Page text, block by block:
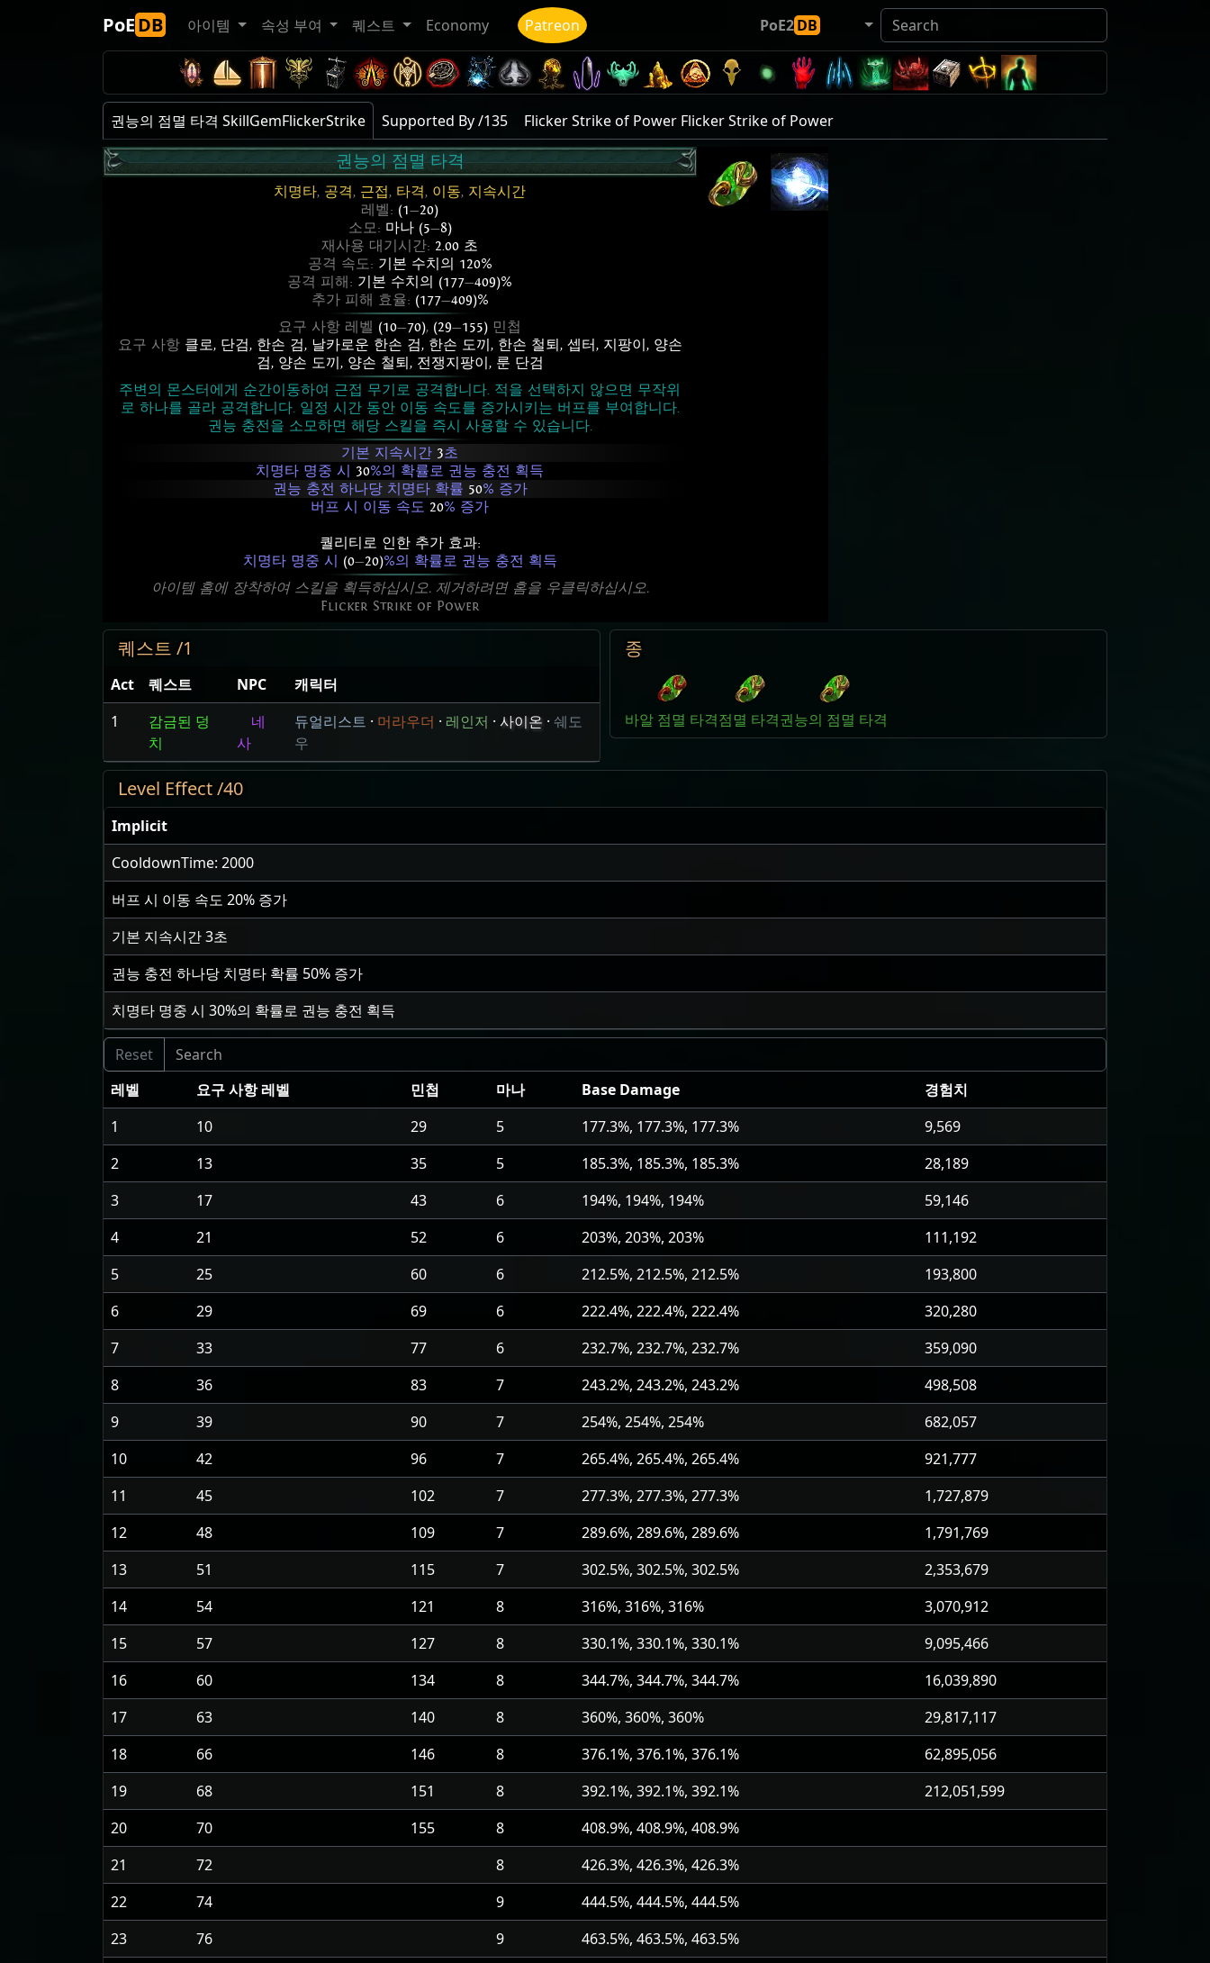
PoEDB 아이템 속성 부여 퀘스트 Economy Patreon PoE2DB
권능의 점멸 타격 SkillGemFlickerStrike Supported By /135 Flicker Strike of Power Flicker Strike of Power
권능의 점멸 타격
치명타, 공격, 근접, 타격, 이동, 지속시간
레벨: (1—20)
소모: 마나 (5—8)
재사용 대기시간: 2.00 초
공격 속도: 기본 수치의 120%
공격 피해: 기본 수치의 (177—409)%
추가 피해 효율: (177—409)%
요구 사항 레벨 (10—70), (29—155) 민첩
요구 사항 클로, 단검, 한손 검, 날카로운 한손 검, 한손 도끼 , 한손 철퇴 , 셉터, 지팡이 , 양손
검, 양손 도끼 , 양손 철퇴 , 전쟁지팡이 , 룬 단검
주변의 몬스터에게 순간이동하여 근접 무기로 공격합니다. 적을 선택하지 않으면 무작위
로 하나를 골라 공격합니다. 일정 시간 동안 이동 속도를 증가시키는 버프를 부여합니다.
권능 충전을 소모하면 해당 스킬을 즉시 사용할 수 있습니다.
기본 지속시간 3초
치명타 명중 시 30%의 확률로 권능 충전 획득
권능 충전 하나당 치명타 확률 50% 증가
버프 시 이동 속도 20% 증가
퀄리티로 인한 추가 효과:
치명타 명중 시 (0—20)%의 확률로 권능 충전 획득
아이템 홈에 장착하여 스킬을 획득하십시오. 제거하려면 홈을 우클릭하십시오.
Flicker Strike of Power
퀘스트 /1
Act 퀘스트 NPC
캐릭터
1
감금된 덩
치
네
사
듀얼리스트 · 머라우더 · 레인저 · 사이온 · 쉐도
우
종
바알 점멸 타격점멸 타격권능의 점멸 타격
Level Effect /40
Implicit
CooldownTime: 2000
버프 시 이동 속도 20% 증가
기본 지속시간3초
권능 충전 하나당 치명타 확률 50% 증가
치명타 명중 시 30%의 확률로 권능 충전 획득
레벨 요구 사항 레벨 민첩 마나 Base Damage
경험치
1
10 29 5 177.3%, 177.3%, 177.3%
9,569
2
13 35 5 185.3%, 185.3%, 185.3%
28,189
3
17 43 6 194%, 194%, 194%
59,146
4
21 52 6 203%, 203%, 203%
111,192
5
25 60 6 212.5%, 212.5%, 212.5%
193,800
6
29 69 6 222.4%, 222.4%, 222.4%
320,280
7
33 77 6 232.7%, 232.7%, 232.7%
359,090
8
36 83 7 243.2%, 243.2%, 243.2%
498,508
9
39 90 7 254%, 254%, 254%
682,057
10
42 96 7 265.4%, 265.4%, 265.4%
921,777
11
45 102 7 277.3%, 277.3%, 277.3%
1,727,879
12
48 109 7 289.6%, 289.6%, 289.6%
1,791,769
13
51 115 7 302.5%, 302.5%, 302.5%
2,353,679
14
54 121 8 316%, 316%, 316%
3,070,912
15
57 127 8 330.1%, 330.1%, 330.1%
9,095,466
16
60 134 8 344.7%, 344.7%, 344.7%
16,039,890
17
63 140 8 360%, 360%, 360%
29,817,117
18
66 146 8 376.1%, 376.1%, 376.1%
62,895,056
19
68 151 8 392.1%, 392.1%, 392.1%
212,051,599
20
70 155 8
408.9%, 408.9%, 408.9%
21
72 8
426.3%, 426.3%, 426.3%
22
74 9
444.5%, 444.5%, 444.5%
23
76 9
463.5%, 463.5%, 463.5%